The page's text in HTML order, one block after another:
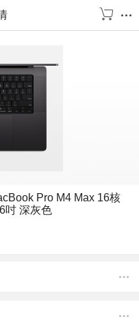
Pro M4 Max 16核
吋 深灰色